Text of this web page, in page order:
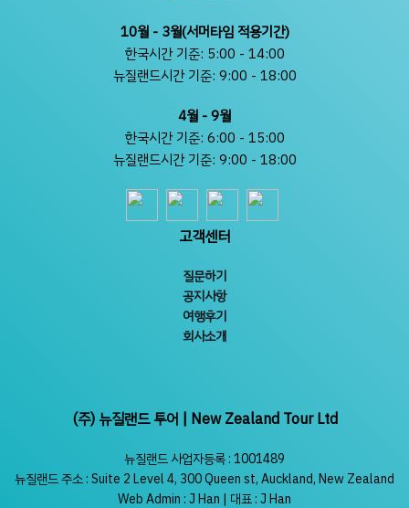
(주) 뉴질랜드 투어 | New Zealand Tour Ltd
뉴질랜드 사업자등록 : 1001489
뉴질랜드 주소 : Suite 2 Level 4, 300 Queen st, Auckland, New Zealand
Web Admin : J Han | 대표 : J Han
10월 - 3월(서머타임 적용기간)
한국시간 기준: 5:00 - 14:00
뉴질랜드시간 기준: 9:00 - 18:00
4월 - 9월
한국시간 기준: 6:00 - 15:00
뉴질랜드시간 기준: 9:00 - 18:00
고객센터
질문하기
공지사항
여행후기
회사소개